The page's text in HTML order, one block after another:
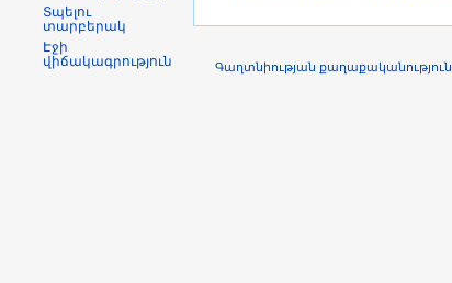
Տպելու
տարբերակ
Էջի
վիճակագրություն
Գաղտնիության քաղաքականություն